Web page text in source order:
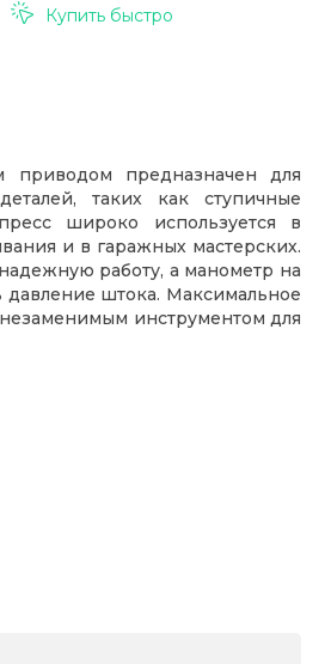
Купить быстро
приводом предназначен для
таких как ступичные
широко используется в
и в гаражных мастерских.
работу, а манометр на
давление штока. Максимальное
незаменимым инструментом для